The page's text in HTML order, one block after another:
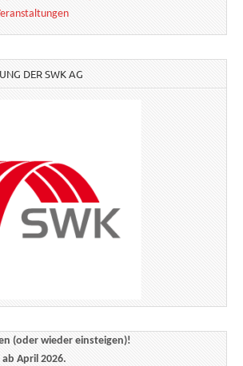
DER SWK AG
(oder wieder einsteigen)!
April 2026.